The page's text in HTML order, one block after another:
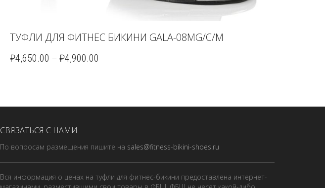
ТУФЛИ ДЛЯ ФИТНЕС БИКИНИ GALA-08MG/C/M
₽4,650.00 – ₽4,900.00
СВЯЗАТЬСЯ С НАМИ
По вопросам размещения пишите на sales@fitness-bikini-shoes.ru
Вся информация о ценах на туфли для фитнес-бикини предоставлена интернет-